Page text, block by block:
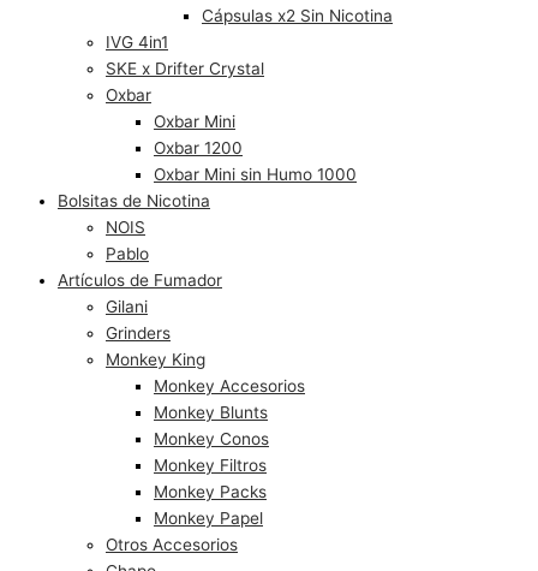
Cápsulas x2 Sin Nicotina
IVG 4in1
SKE x Drifter Crystal
Oxbar
Oxbar Mini
Oxbar 1200
Oxbar Mini sin Humo 1000
Bolsitas de Nicotina
NOIS
Pablo
Artículos de Fumador
Gilani
Grinders
Monkey King
Monkey Accesorios
Monkey Blunts
Monkey Conos
Monkey Filtros
Monkey Packs
Monkey Papel
Otros Accesorios